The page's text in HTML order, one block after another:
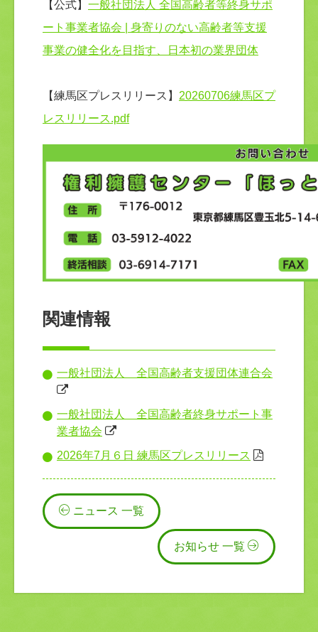
【公式】 一般社団法人 全国高齢者等終身サポ
ート事業者協会 | 身寄りのない高齢者等支援
事業の健全化を目指す、日本初の業界団体
【練馬区プレスリリース】 20260706練馬区プ
レスリリース.pdf
関連情報
一般社団法人 全国高齢者支援団体連合会
一般社団法人 全国高齢者終身サポート事
業者協会
2026年7月６日 練馬区プレスリリース
ニュース 一覧
お知らせ 一覧